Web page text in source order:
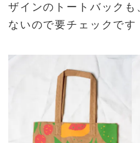
ザインのトートバックも
ないので要チェックです